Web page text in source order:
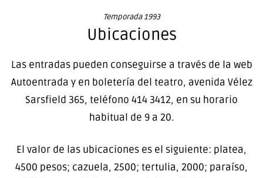
Temporada 1993
Ubicaciones
Las entradas pueden conseguirse a través de la web
Autoentrada y en boletería del teatro, avenida Vélez
Sarsfield 365, teléfono 414 3412, en su horario
habitual de 9 a 20.
El valor de las ubicaciones es el siguiente: platea,
4500 pesos; cazuela, 2500; tertulia, 2000; paraíso,